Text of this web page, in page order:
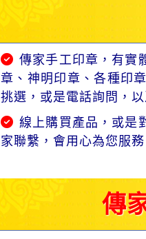
傳家手工印章，有實
章、神明印章、各種印
挑選，或是電話詢問，
線上購買產品，或是
家聯繫，會用心為您服務
傳